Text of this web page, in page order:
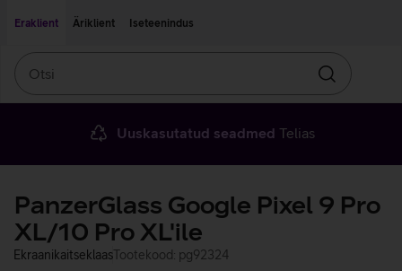
Eraklient
Äriklient Iseteenindus
Otsin
Uuskasutatud seadmed Telias
PanzerGlass Google Pixel 9 Pro
XL/10 Pro XL'ile
EkraanikaitseklaasTootekood: pg92324